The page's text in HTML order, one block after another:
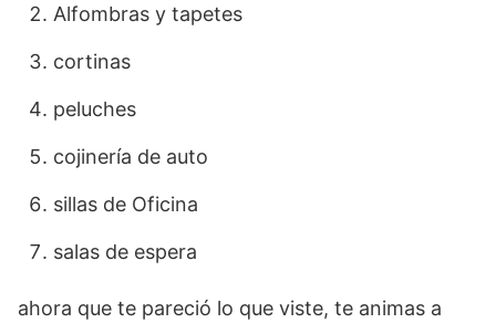
Alfombras y tapetes
cortinas
peluches
cojinería de auto
sillas de Oficina
salas de espera
ahora que te pareció lo que viste, te animas a